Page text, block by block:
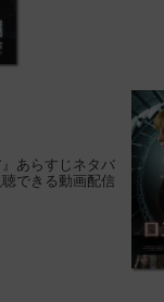
あらすじネタバ
できる動画配信